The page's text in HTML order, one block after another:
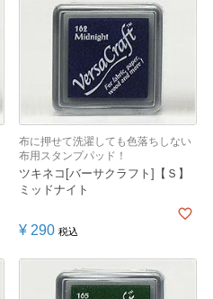
布に押せて洗濯しても色落ちしない
布用スタンプパッド！
ツキネコ[バーサクラフト]【Ｓ】
ミッドナイト
¥ 290 税込